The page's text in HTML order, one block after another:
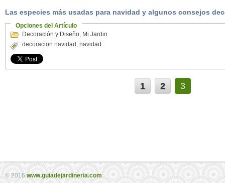
Las especies más usadas para navidad y algunos consejos
Opciones del Artículo
Decoración y Diseño, Mi Jardin
decoracion navidad , navidad
1 2 3
© 2016www.guiadejardineria.com